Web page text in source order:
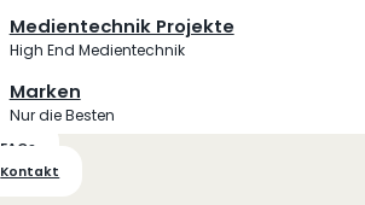
Medientechnik Projekte
High End Medientechnik
Marken
Nur die Besten
FAQs
Kontakt